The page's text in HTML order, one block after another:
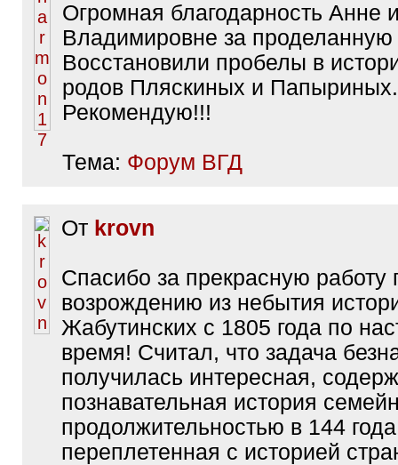
Огромная благодарность Анне
Владимировне за проделанную
Восстановили пробелы в
родов Пляскиных и Папыриных.
Рекомендую!!!
Тема: Форум ВГД
От krovn
Спасибо за прекрасную работу
возрождению из небытия
Жабутинских с 1805 года по
время! Считал, что задача
получилась интересная,
познавательная история
продолжительностью в 144
переплетенная с историей